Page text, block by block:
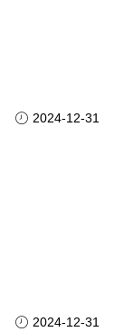
2024-12-31
2024-12-31